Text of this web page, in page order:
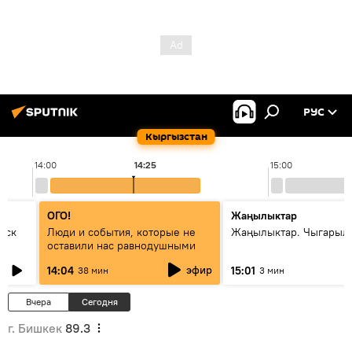
Кыргызстан
РУС
14:00 15:00
14:25
ОГО!
Люди и события, которые не
оставили нас равнодушными
14:04 38 мин эфир
Жаңылыктар
Жаңылыктар.
15:01 3 мин
Вчера Сегодня
г. Бишкек 89.3